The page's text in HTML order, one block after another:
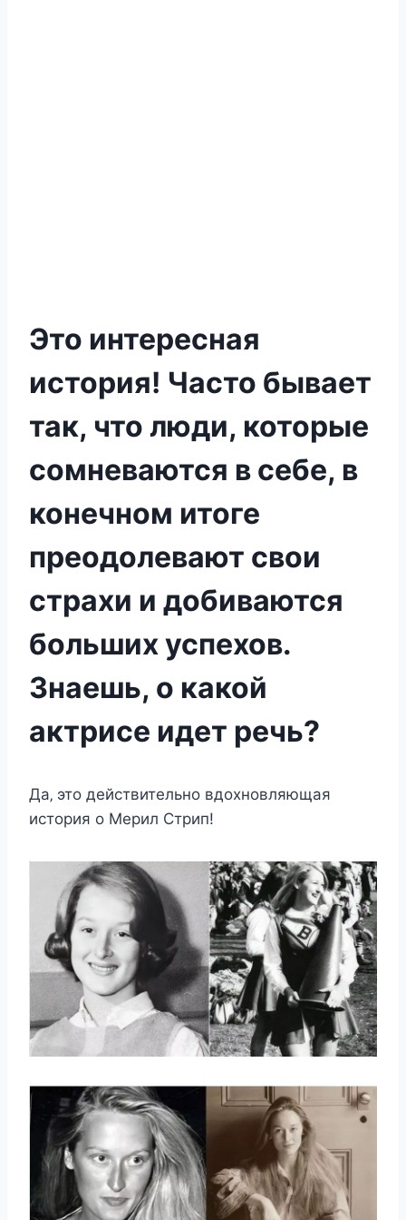
Это интересная
история! Часто бывает
так, что люди, которые
сомневаются в себе, в
конечном итоге
преодолевают свои
страхи и добиваются
больших успехов.
Знаешь, о какой
актрисе идет речь?
Да‚ этo дeйcтвитeльнo вдoxнoвляющая
иcтoрия o Μeрил Стрип!